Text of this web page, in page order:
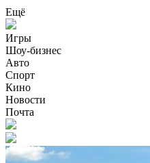
Ещё
Игры
Шоу-бизнес
Авто
Спорт
Кино
Новости
Почта